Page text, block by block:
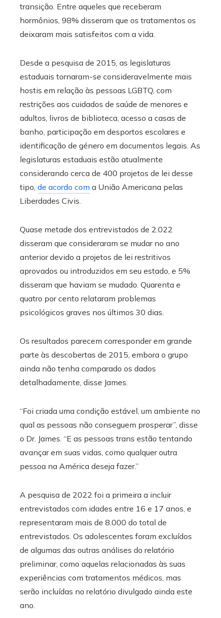
transição. Entre aqueles que receberam
hormônios, 98% disseram que os tratamentos os
deixaram mais satisfeitos com a vida.
Desde a pesquisa de 2015, as legislaturas
estaduais tornaram-se consideravelmente mais
hostis em relação às pessoas LGBTQ, com
restrições aos cuidados de saúde de menores e
adultos, livros de biblioteca, acesso a casas de
banho, participação em desportos escolares e
identificação de género em documentos legais. As
legislaturas estaduais estão atualmente
considerando cerca de 400 projetos de lei desse
tipo, de acordo com a União Americana pelas
Liberdades Civis.
Quase metade dos entrevistados de 2.022
disseram que consideraram se mudar no ano
anterior devido a projetos de lei restritivos
aprovados ou introduzidos em seu estado, e 5%
disseram que haviam se mudado. Quarenta e
quatro por cento relataram problemas
psicológicos graves nos últimos 30 dias.
Os resultados parecem corresponder em grande
parte às descobertas de 2015, embora o grupo
ainda não tenha comparado os dados
detalhadamente, disse James.
“Foi criada uma condição estável, um ambiente no
qual as pessoas não conseguem prosperar”, disse
o Dr. James. “E as pessoas trans estão tentando
avançar em suas vidas, como qualquer outra
pessoa na América deseja fazer.”
A pesquisa de 2022 foi a primeira a incluir
entrevistados com idades entre 16 e 17 anos, e
representaram mais de 8.000 do total de
entrevistados. Os adolescentes foram excluídos
de algumas das outras análises do relatório
preliminar, como aquelas relacionadas às suas
experiências com tratamentos médicos, mas
serão incluídas no relatório divulgado ainda este
ano.